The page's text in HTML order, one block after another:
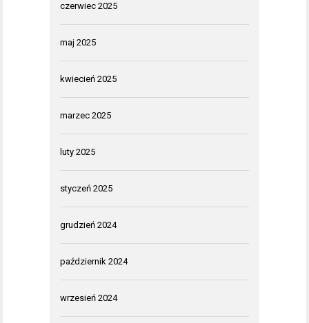
czerwiec 2025
maj 2025
kwiecień 2025
marzec 2025
luty 2025
styczeń 2025
grudzień 2024
październik 2024
wrzesień 2024